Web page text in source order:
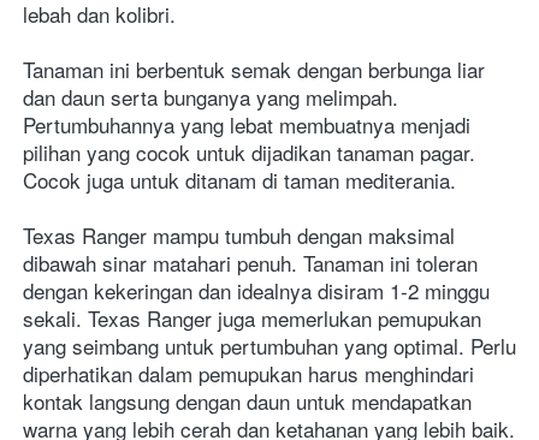
lebah dan kolibri.
Tanaman ini berbentuk semak dengan berbunga liar
dan daun serta bunganya yang melimpah.
Pertumbuhannya yang lebat membuatnya menjadi
pilihan yang cocok untuk dijadikan tanaman pagar.
Cocok juga untuk ditanam di taman mediterania.
Texas Ranger mampu tumbuh dengan maksimal
dibawah sinar matahari penuh. Tanaman ini toleran
dengan kekeringan dan idealnya disiram 1-2 minggu
sekali. Texas Ranger juga memerlukan pemupukan
yang seimbang untuk pertumbuhan yang optimal. Perlu
diperhatikan dalam pemupukan harus menghindari
kontak langsung dengan daun untuk mendapatkan